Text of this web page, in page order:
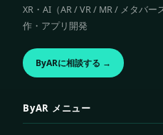
XR・AI（AR / VR / MR / メタバ
作・アプリ開発
ByARに相談する →
ByAR メニュー